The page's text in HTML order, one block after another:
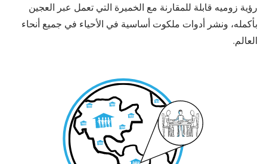
رؤية زوميه قابلة للمقارنة مع الخميرة التي تعمل عبر العجين
بأكمله، ونشر أدوات ملكوت أساسية في الأحياء في جميع أنحاء
العالم.